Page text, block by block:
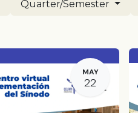
Quarter/Semester
MAY
22